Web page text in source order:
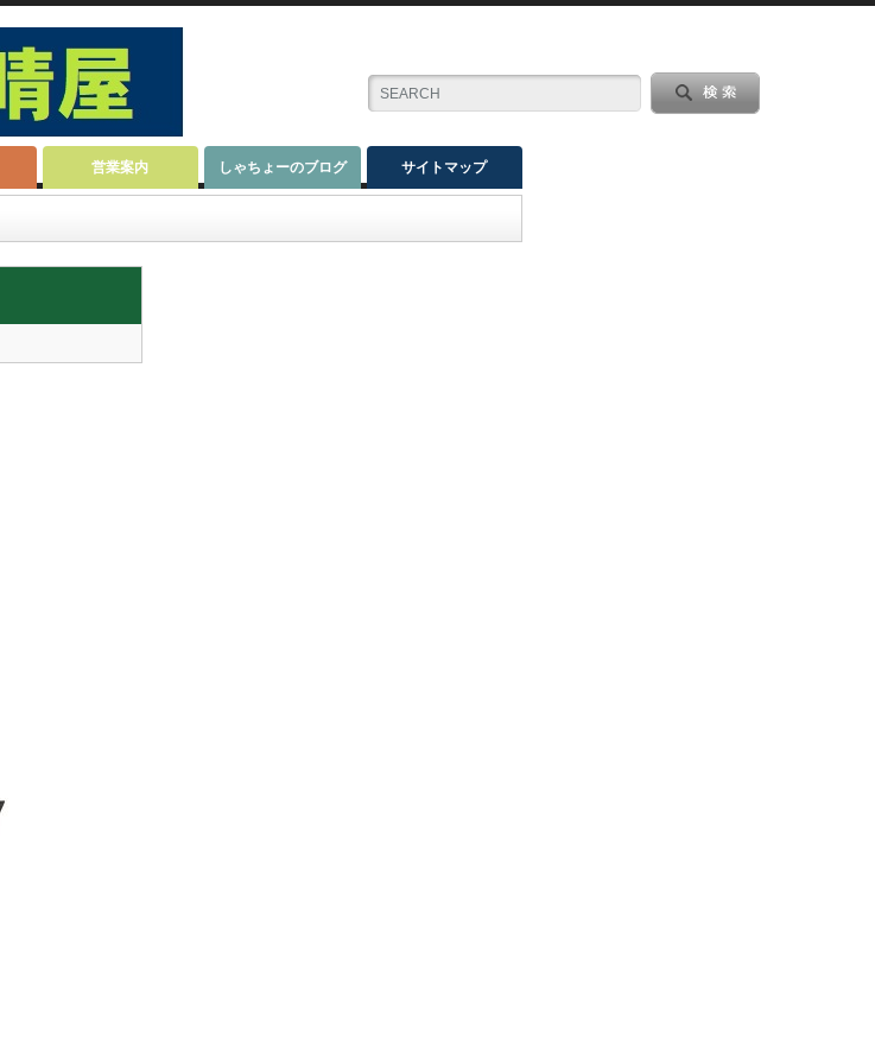
営業案内 しゃちょーのブログ サイトマップ